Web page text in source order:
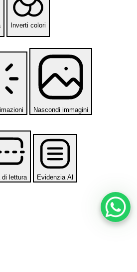
Inverti colori
Nascondi immagini
di lettura
Evidenzia Al